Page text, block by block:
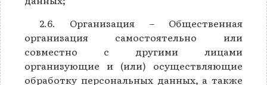
2.6. Организация – Общественная
организация самостоятельно или
совместно с другими лицами
организующие и (или) осуществляющие
обработку персональных данных, а также